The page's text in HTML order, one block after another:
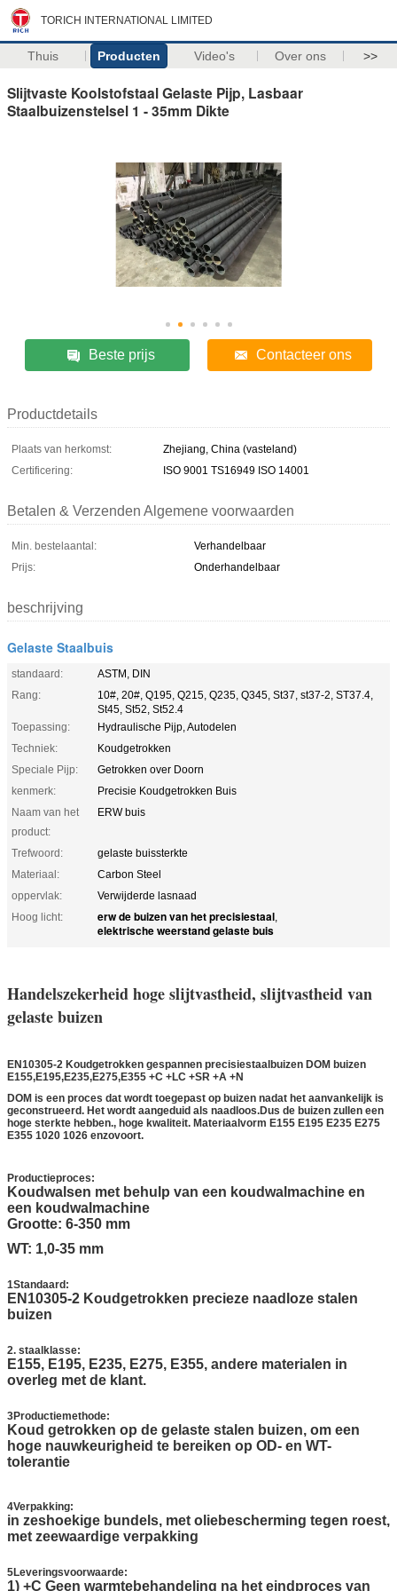
TORICH INTERNATIONAL LIMITED
Thuis Producten Video's Over ons >>
Slijtvaste Koolstofstaal Gelaste Pijp, Lasbaar
Staalbuizenstelsel 1 - 35mm Dikte
Beste prijs Contacteer ons
Productdetails
Plaats van herkomst:
Zhejiang, China (vasteland)
Certificering:
ISO 9001 TS16949 ISO 14001
Betalen & Verzenden Algemene voorwaarden
Min. bestelaantal:
Verhandelbaar
Prijs:
Onderhandelbaar
beschrijving
Gelaste Staalbuis
standaard:
ASTM, DIN
Rang:
10#, 20#, Q195, Q215, Q235, Q345, St37, st37-2, ST37.4,
St45, St52, St52.4
Toepassing:
Hydraulische Pijp, Autodelen
Techniek:
Koudgetrokken
Speciale Pijp:
Getrokken over Doorn
kenmerk:
Precisie Koudgetrokken Buis
Naam van het
product:
ERW buis
Trefwoord:
gelaste buissterkte
Materiaal:
Carbon Steel
oppervlak:
Verwijderde lasnaad
Hoog licht:
erw de buizen van het precisiestaal,
elektrische weerstand gelaste buis
Handelszekerheid hoge slijtvastheid, slijtvastheid van
gelaste buizen
EN10305-2 Koudgetrokken gespannen precisiestaalbuizen DOM buizen
E155,E195,E235,E275,E355 +C +LC +SR +A +N
DOM is een proces dat wordt toegepast op buizen nadat het aanvankelijk is
geconstrueerd. Het wordt aangeduid als naadloos.Dus de buizen zullen een
hoge sterkte hebben., hoge kwaliteit. Materiaalvorm E155 E195 E235 E275
E355 1020 1026 enzovoort.
Productieproces:
Koudwalsen met behulp van een koudwalmachine en
een koudwalmachine
Grootte: 6-350 mm
WT: 1,0-35 mm
1Standaard:
EN10305-2 Koudgetrokken precieze naadloze stalen
buizen
2. staalklasse:
E155, E195, E235, E275, E355, andere materialen in
overleg met de klant.
3Productiemethode:
Koud getrokken op de gelaste stalen buizen, om een
hoge nauwkeurigheid te bereiken op OD- en WT-
tolerantie
4Verpakking:
in zeshoekige bundels, met oliebescherming tegen roest,
met zeewaardige verpakking
5Leveringsvoorwaarde:
1) +C Geen warmtebehandeling na het eindproces van